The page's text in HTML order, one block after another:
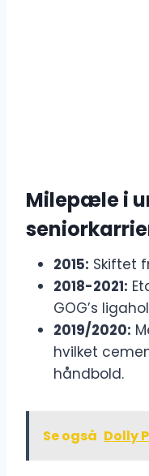
Milepæle i
2015: Skiftet
2018-2021:
GOG’s
2019/2020:
hvilket
håndbold.
Se også Dolly